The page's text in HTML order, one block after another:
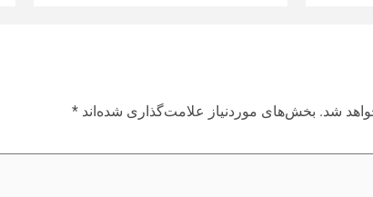
شد. بخش‌های موردنیاز علامت‌گذاری شده‌اند *